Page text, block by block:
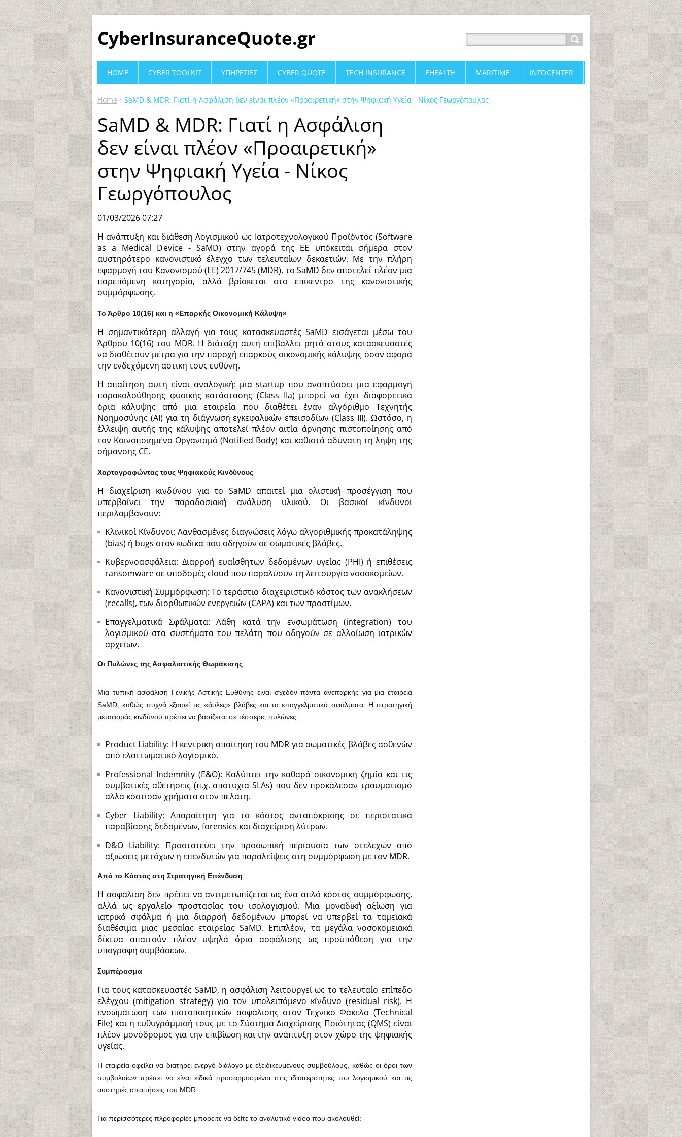
CyberInsuranceQuote.gr
Home SaMD & MDR: Γιατί η Ασφάλιση δεν είναι πλέον «Προαιρετική» στην Ψηφιακή Υγεία - Νίκος Γεωργόπουλος
SaMD & MDR: Γιατί η Ασφάλιση
δεν είναι πλέον «Προαιρετική»
στην Ψηφιακή Υγεία - Νίκος
Γεωργόπουλος
01/03/2026 07:27
Η ανάπτυξη και διάθεση Λογισμικού ως Ιατροτεχνολογικού Προϊόντος (Software
as a Medical Device - SaMD) στην αγορά της ΕΕ υπόκειται σήμερα στον
αυστηρότερο κανονιστικό έλεγχο των τελευταίων δεκαετιών. Με την πλήρη
εφαρμογή του Κανονισμού (ΕΕ) 2017/745 (MDR), το SaMD δεν αποτελεί πλέον μια
παρεπόμενη κατηγορία, αλλά βρίσκεται στο επίκεντρο της κανονιστικής
συμμόρφωσης.
Το Άρθρο 10(16) και η «Επαρκής Οικονομική Κάλυψη»
Η σημαντικότερη αλλαγή για τους κατασκευαστές SaMD εισάγεται μέσω του
Άρθρου 10(16) του MDR. Η διάταξη αυτή επιβάλλει ρητά στους κατασκευαστές
να διαθέτουν μέτρα για την παροχή επαρκούς οικονομικής κάλυψης όσον αφορά
την ενδεχόμενη αστική τους ευθύνη.
Η απαίτηση αυτή είναι αναλογική: μια startup που αναπτύσσει μια εφαρμογή
παρακολούθησης φυσικής κατάστασης (Class IIa) μπορεί να έχει διαφορετικά
όρια κάλυψης από μια εταιρεία που διαθέτει έναν αλγόριθμο Τεχνητής
Νοημοσύνης (AI) για τη διάγνωση εγκεφαλικών επεισοδίων (Class III). Ωστόσο, η
έλλειψη αυτής της κάλυψης αποτελεί πλέον αιτία άρνησης πιστοποίησης από
τον Κοινοποιημένο Οργανισμό (Notified Body) και καθιστά αδύνατη τη λήψη της
σήμανσης CE.
Χαρτογραφώντας τους Ψηφιακούς Κινδύνους
Η διαχείριση κινδύνου για το SaMD απαιτεί μια ολιστική προσέγγιση που
υπερβαίνει την παραδοσιακή ανάλυση υλικού. Οι βασικοί κίνδυνοι
περιλαμβάνουν:
Κλινικοί Κίνδυνοι: Λανθασμένες διαγνώσεις λόγω αλγοριθμικής προκατάληψης
(bias) ή bugs στον κώδικα που οδηγούν σε σωματικές βλάβες.
Κυβερνοασφάλεια: Διαρροή ευαίσθητων δεδομένων υγείας (PHI) ή επιθέσεις
ransomware σε υποδομές cloud που παραλύουν τη λειτουργία νοσοκομείων.
Κανονιστική Συμμόρφωση: Το τεράστιο διαχειριστικό κόστος των ανακλήσεων
(recalls), των διορθωτικών ενεργειών (CAPA) και των προστίμων.
Επαγγελματικά Σφάλματα: Λάθη κατά την ενσωμάτωση (integration) του
λογισμικού στα συστήματα του πελάτη που οδηγούν σε αλλοίωση ιατρικών
αρχείων.
Οι Πυλώνες της Ασφαλιστικής Θωράκισης
Μια τυπική ασφάλιση Γενικής Αστικής Ευθύνης είναι σχεδόν πάντα ανεπαρκής για μια εταιρεία
SaMD, καθώς συχνά εξαιρεί τις «άυλες» βλάβες και τα επαγγελματικά σφάλματα. Η στρατηγική
μεταφοράς κινδύνου πρέπει να βασίζεται σε τέσσερις πυλώνες:
Product Liability: Η κεντρική απαίτηση του MDR για σωματικές βλάβες ασθενών
από ελαττωματικό λογισμικό.
Professional Indemnity (E&O): Καλύπτει την καθαρά οικονομική ζημία και τις
συμβατικές αθετήσεις (π.χ. αποτυχία SLAs) που δεν προκάλεσαν τραυματισμό
αλλά κόστισαν χρήματα στον πελάτη.
Cyber Liability: Απαραίτητη για το κόστος ανταπόκρισης σε περιστατικά
παραβίασης δεδομένων, forensics και διαχείριση λύτρων.
D&O Liability: Προστατεύει την προσωπική περιουσία των στελεχών από
αξιώσεις μετόχων ή επενδυτών για παραλείψεις στη συμμόρφωση με τον MDR.
Από το Κόστος στη Στρατηγική Επένδυση
Η ασφάλιση δεν πρέπει να αντιμετωπίζεται ως ένα απλό κόστος συμμόρφωσης,
αλλά ως εργαλείο προστασίας του ισολογισμού. Μια μοναδική αξίωση για
ιατρικό σφάλμα ή μια διαρροή δεδομένων μπορεί να υπερβεί τα ταμειακά
διαθέσιμα μιας μεσαίας εταιρείας SaMD. Επιπλέον, τα μεγάλα νοσοκομειακά
δίκτυα απαιτούν πλέον υψηλά όρια ασφάλισης ως προϋπόθεση για την
υπογραφή συμβάσεων.
Συμπέρασμα
Για τους κατασκευαστές SaMD, η ασφάλιση λειτουργεί ως το τελευταίο επίπεδο
ελέγχου (mitigation strategy) για τον υπολειπόμενο κίνδυνο (residual risk). Η
ενσωμάτωση των πιστοποιητικών ασφάλισης στον Τεχνικό Φάκελο (Technical
File) και η ευθυγράμμισή τους με το Σύστημα Διαχείρισης Ποιότητας (QMS) είναι
πλέον μονόδρομος για την επιβίωση και την ανάπτυξη στον χώρο της ψηφιακής
υγείας.
Η εταιρεία οφείλει να διατηρεί ενεργό διάλογο με εξειδικευμένους συμβούλους, καθώς οι όροι των
συμβολαίων πρέπει να είναι ειδικά προσαρμοσμένοι στις ιδιαιτερότητες του λογισμικού και τις
αυστηρές απαιτήσεις του MDR.
Για περισσότερες πλροφορίες μπορείτε να δείτε το αναλυτικό video που ακολοuθεί:
HOME CYBER TOOLKIT ΥΠΗΡΕΣΙΕΣ CYBER QUOTE TECH INSURANCE EHEALTH MARITIME INFOCENTER